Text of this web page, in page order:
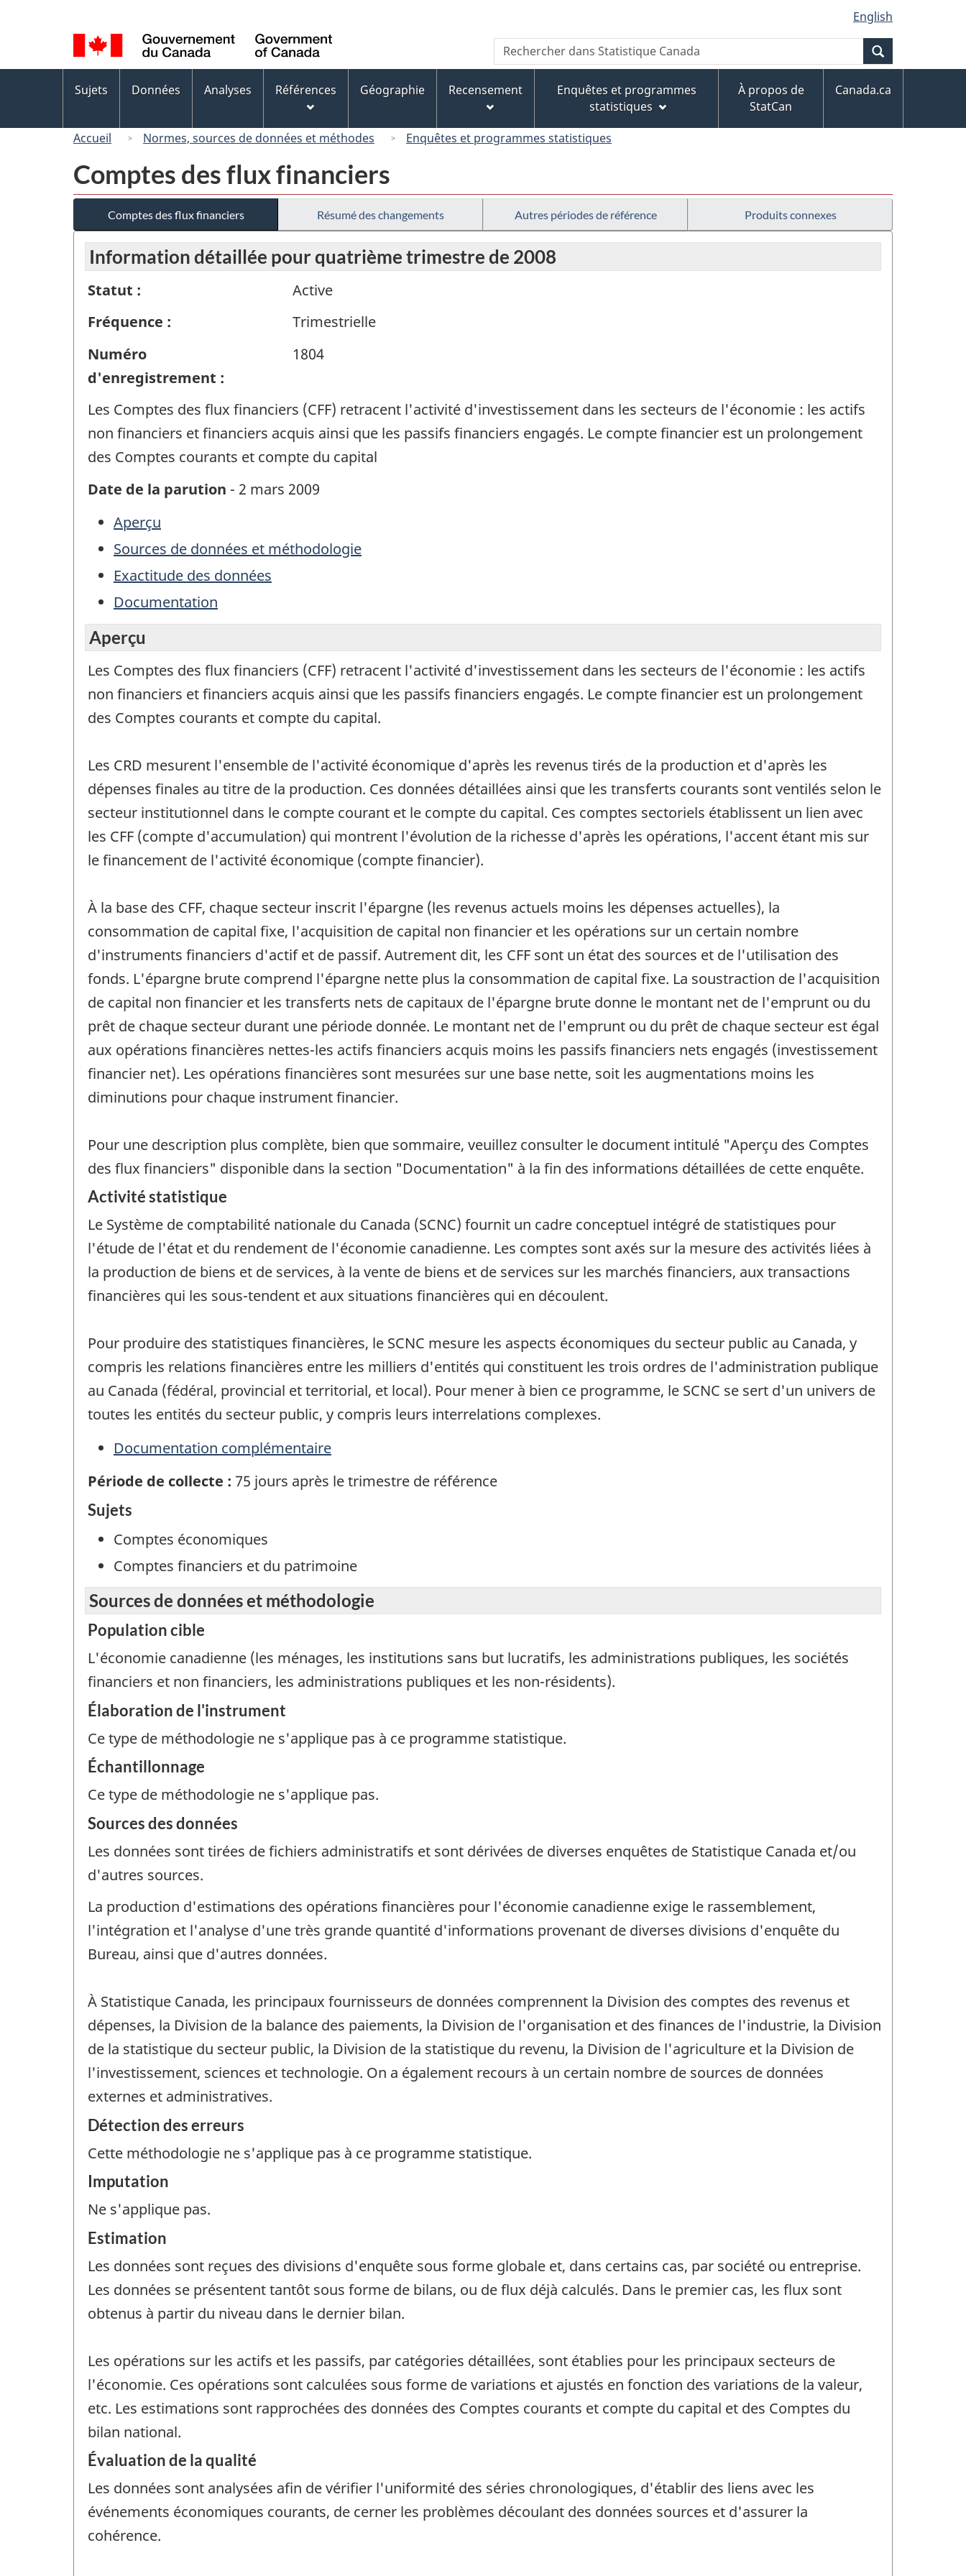
au
contenu
principal
« À
propos
de
ce
version
HTML
simplifiée
de
la
langue
English
Canada
Recherche
Rechercher
dans
Canada
des
Sujets Données Analyses Références Géographie Recensement
Enquêtes et programmes
statistiques
À propos de
StatCan
Canada.ca
Accueil Normes, sources de données et méthodes Enquêtes et programmes statistiques
Comptes des flux financiers
Comptes des flux financiers Résumé des changements Autres périodes de référence Produits connexes
Information détaillée pour quatrième trimestre de 2008
Statut :
Active
Fréquence :
Trimestrielle
Numéro
d'enregistrement :
1804
Les Comptes des flux financiers (CFF) retracent l'activité d'investissement dans les secteurs de l'économie : les actifs
non financiers et financiers acquis ainsi que les passifs financiers engagés. Le compte financier est un prolongement
des Comptes courants et compte du capital
Date de la parution - 2 mars 2009
Aperçu
Sources de données et méthodologie
Exactitude des données
Documentation
Aperçu
Les Comptes des flux financiers (CFF) retracent l'activité d'investissement dans les secteurs de l'économie : les actifs
non financiers et financiers acquis ainsi que les passifs financiers engagés. Le compte financier est un prolongement
des Comptes courants et compte du capital.
Les CRD mesurent l'ensemble de l'activité économique d'après les revenus tirés de la production et d'après les
dépenses finales au titre de la production. Ces données détaillées ainsi que les transferts courants sont ventilés selon le
secteur institutionnel dans le compte courant et le compte du capital. Ces comptes sectoriels établissent un lien avec
les CFF (compte d'accumulation) qui montrent l'évolution de la richesse d'après les opérations, l'accent étant mis sur
le financement de l'activité économique (compte financier).
À la base des CFF, chaque secteur inscrit l'épargne (les revenus actuels moins les dépenses actuelles), la
consommation de capital fixe, l'acquisition de capital non financier et les opérations sur un certain nombre
d'instruments financiers d'actif et de passif. Autrement dit, les CFF sont un état des sources et de l'utilisation des
fonds. L'épargne brute comprend l'épargne nette plus la consommation de capital fixe. La soustraction de l'acquisition
de capital non financier et les transferts nets de capitaux de l'épargne brute donne le montant net de l'emprunt ou du
prêt de chaque secteur durant une période donnée. Le montant net de l'emprunt ou du prêt de chaque secteur est égal
aux opérations financières nettes-les actifs financiers acquis moins les passifs financiers nets engagés (investissement
financier net). Les opérations financières sont mesurées sur une base nette, soit les augmentations moins les
diminutions pour chaque instrument financier.
Pour une description plus complète, bien que sommaire, veuillez consulter le document intitulé "Aperçu des Comptes
des flux financiers" disponible dans la section "Documentation" à la fin des informations détaillées de cette enquête.
Activité statistique
Le Système de comptabilité nationale du Canada (SCNC) fournit un cadre conceptuel intégré de statistiques pour
l'étude de l'état et du rendement de l'économie canadienne. Les comptes sont axés sur la mesure des activités liées à
la production de biens et de services, à la vente de biens et de services sur les marchés financiers, aux transactions
financières qui les sous-tendent et aux situations financières qui en découlent.
Pour produire des statistiques financières, le SCNC mesure les aspects économiques du secteur public au Canada, y
compris les relations financières entre les milliers d'entités qui constituent les trois ordres de l'administration publique
au Canada (fédéral, provincial et territorial, et local). Pour mener à bien ce programme, le SCNC se sert d'un univers de
toutes les entités du secteur public, y compris leurs interrelations complexes.
Documentation complémentaire
Période de collecte : 75 jours après le trimestre de référence
Sujets
Comptes économiques
Comptes financiers et du patrimoine
Sources de données et méthodologie
Population cible
L'économie canadienne (les ménages, les institutions sans but lucratifs, les administrations publiques, les sociétés
financiers et non financiers, les administrations publiques et les non-résidents).
Élaboration de l'instrument
Ce type de méthodologie ne s'applique pas à ce programme statistique.
Échantillonnage
Ce type de méthodologie ne s'applique pas.
Sources des données
Les données sont tirées de fichiers administratifs et sont dérivées de diverses enquêtes de Statistique Canada et/ou
d'autres sources.
La production d'estimations des opérations financières pour l'économie canadienne exige le rassemblement,
l'intégration et l'analyse d'une très grande quantité d'informations provenant de diverses divisions d'enquête du
Bureau, ainsi que d'autres données.
À Statistique Canada, les principaux fournisseurs de données comprennent la Division des comptes des revenus et
dépenses, la Division de la balance des paiements, la Division de l'organisation et des finances de l'industrie, la Division
de la statistique du secteur public, la Division de la statistique du revenu, la Division de l'agriculture et la Division de
l'investissement, sciences et technologie. On a également recours à un certain nombre de sources de données
externes et administratives.
Détection des erreurs
Cette méthodologie ne s'applique pas à ce programme statistique.
Imputation
Ne s'applique pas.
Estimation
Les données sont reçues des divisions d'enquête sous forme globale et, dans certains cas, par société ou entreprise.
Les données se présentent tantôt sous forme de bilans, ou de flux déjà calculés. Dans le premier cas, les flux sont
obtenus à partir du niveau dans le dernier bilan.
Les opérations sur les actifs et les passifs, par catégories détaillées, sont établies pour les principaux secteurs de
l'économie. Ces opérations sont calculées sous forme de variations et ajustés en fonction des variations de la valeur,
etc. Les estimations sont rapprochées des données des Comptes courants et compte du capital et des Comptes du
bilan national.
Évaluation de la qualité
Les données sont analysées afin de vérifier l'uniformité des séries chronologiques, d'établir des liens avec les
événements économiques courants, de cerner les problèmes découlant des données sources et d'assurer la
cohérence.